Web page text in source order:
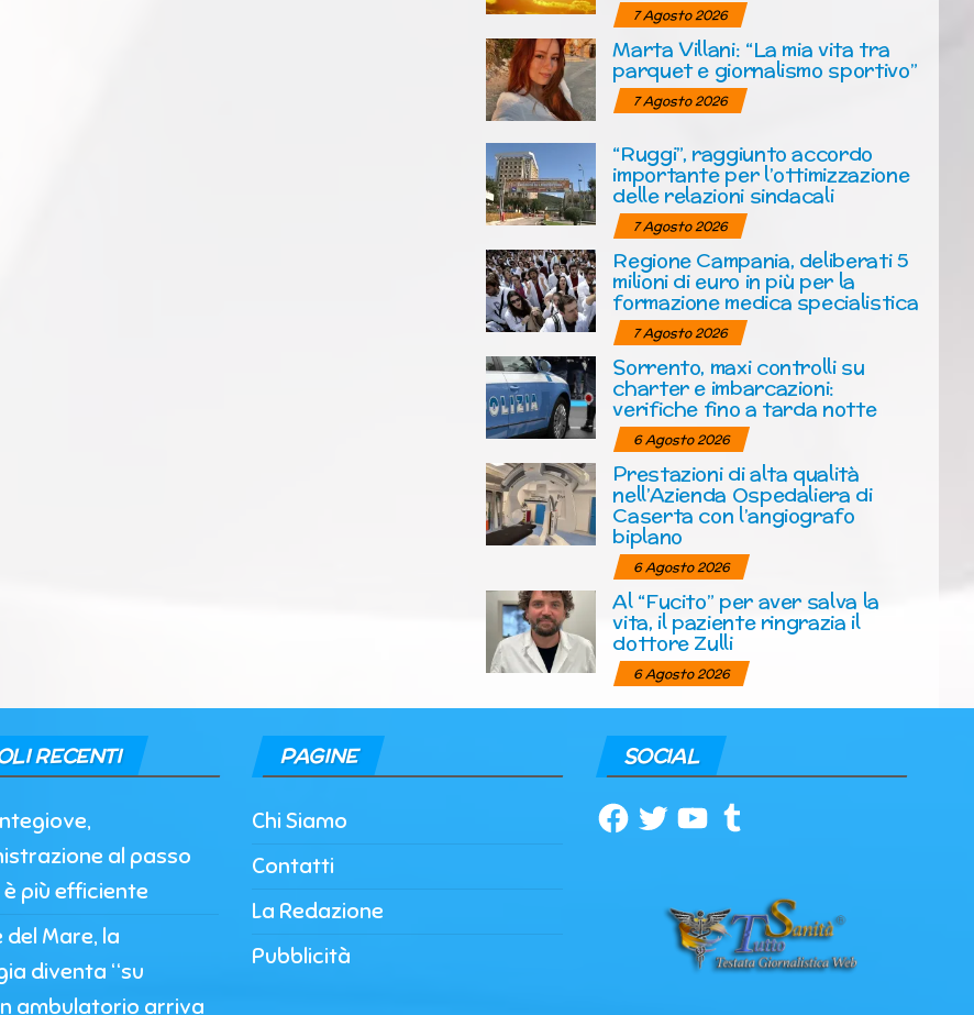
7 Agosto 2026
Marta Villani: “La mia vita tra
parquet e giornalismo sportivo”
7 Agosto 2026
“Ruggi”, raggiunto accordo
importante per l’ottimizzazione
delle relazioni sindacali
7 Agosto 2026
Regione Campania, deliberati 5
milioni di euro in più per la
formazione medica specialistica
7 Agosto 2026
Sorrento, maxi controlli su
charter e imbarcazioni:
verifiche fino a tarda notte
6 Agosto 2026
Prestazioni di alta qualità
nell’Azienda Ospedaliera di
Caserta con l’angiografo
biplano
6 Agosto 2026
Al “Fucito” per aver salva la
vita, il paziente ringrazia il
dottore Zulli
6 Agosto 2026
RECENTI
al passo
più efficiente
del Mare, la
diventa “su
ambulatorio arriva
PAGINE
Chi Siamo
Contatti
La Redazione
Pubblicità
SOCIAL
Facebook
TwitterYouTubeTumblr